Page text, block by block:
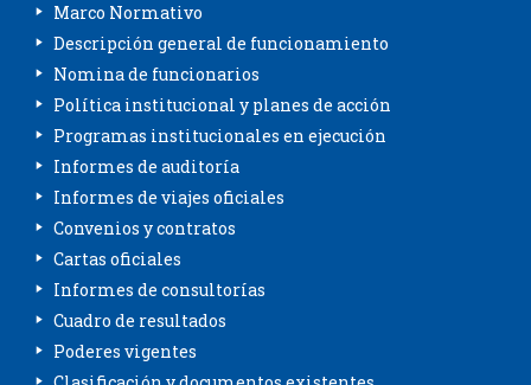
Marco Normativo
Descripción general de funcionamiento
Nomina de funcionarios
Política institucional y planes de acción
Programas institucionales en ejecución
Informes de auditoría
Informes de viajes oficiales
Convenios y contratos
Cartas oficiales
Informes de consultorías
Cuadro de resultados
Poderes vigentes